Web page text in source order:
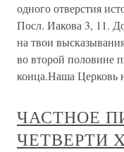
одного отверстия
Посл. Иакова 3, 11.
на твои
во второй половине
конца.Наша Церковь
ЧАСТНОЕ
ЧЕТВЕРТИ